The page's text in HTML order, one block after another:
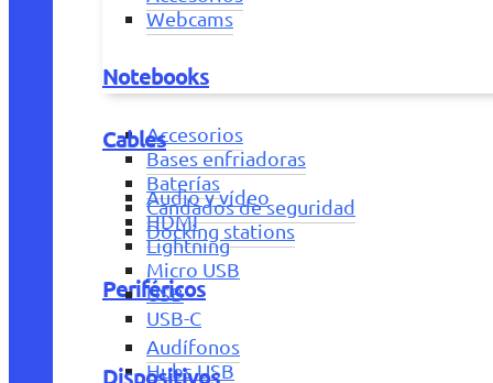
Webcams
Notebooks
Accesorios
Bases enfriadoras
Baterías
Candados de seguridad
Docking stations
Periféricos
Audífonos
Hubs USB
Cables
Audio y vídeo
HDMI
Lightning
Micro USB
USB
USB-C
Dispositivos